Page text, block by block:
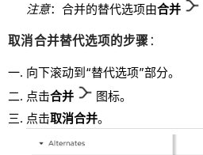
注意：合并的替代选项由合并
取消合并替代选项的步骤 ：
向下滚动到“替代选项”部分。
点击合并
图标。
点击取消合并。